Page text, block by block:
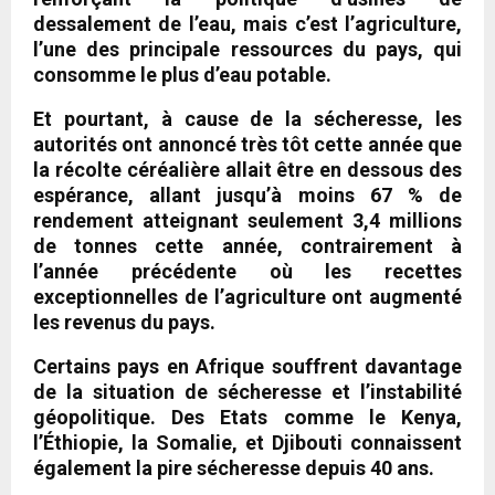
dessalement de l’eau, mais c’est l’agriculture,
l’une des principale ressources du pays, qui
consomme le plus d’eau potable.
Et pourtant, à cause de la sécheresse, les
autorités ont annoncé très tôt cette année que
la récolte céréalière allait être en dessous des
espérance, allant jusqu’à moins 67 % de
rendement atteignant seulement 3,4 millions
de tonnes cette année, contrairement à
l’année précédente où les recettes
exceptionnelles de l’agriculture ont augmenté
les revenus du pays.
Certains pays en Afrique souffrent davantage
de la situation de sécheresse et l’instabilité
géopolitique. Des Etats comme le Kenya,
l’Éthiopie, la Somalie, et Djibouti connaissent
également la pire sécheresse depuis 40 ans.